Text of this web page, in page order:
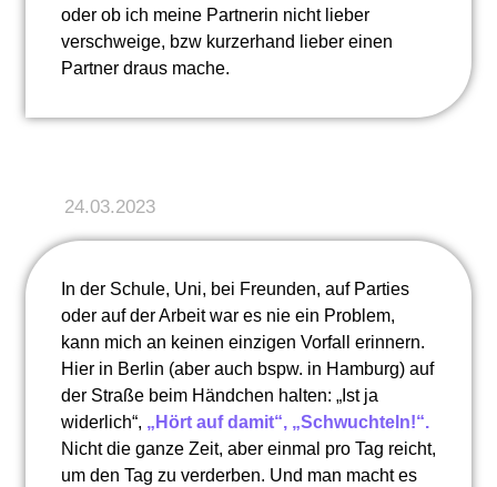
oder ob ich meine Partnerin nicht lieber
verschweige, bzw kurzerhand lieber einen
Partner draus mache.
24.03.2023
In der Schule, Uni, bei Freunden, auf Parties
oder auf der Arbeit war es nie ein Problem,
kann mich an keinen einzigen Vorfall erinnern.
Hier in Berlin (aber auch bspw. in Hamburg) auf
der Straße beim Händchen halten: „Ist ja
widerlich“, „Hört auf damit“, „Schwuchteln!“.
Nicht die ganze Zeit, aber einmal pro Tag reicht,
um den Tag zu verderben. Und man macht es